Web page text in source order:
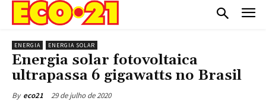
ENERGIA ENERGIA SOLAR
Energia solar fotovoltaica
ultrapassa 6 gigawatts no Brasil
By eco21 29 de julho de 2020